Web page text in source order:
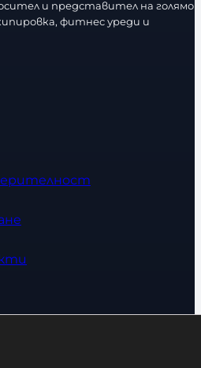
и представител на голямо
фитнес уреди и